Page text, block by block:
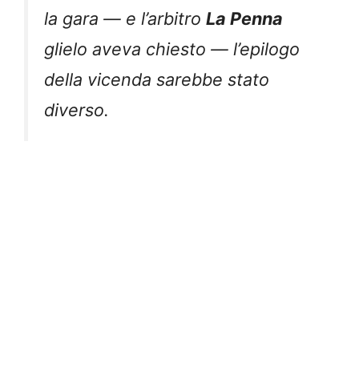
la gara — e l’arbitro La Penna
glielo aveva chiesto — l’epilogo
della vicenda sarebbe stato
diverso.